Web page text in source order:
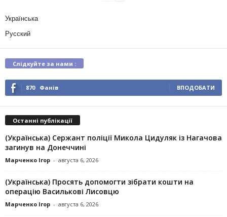
Українська
Русский
Слідкуйте за нами :
870 Фанів ВПОДОБАТИ
Останні публікації
(Українська) Сержант поліції Микола Цидуляк із Нагачова
загинув на Донеччині
Марченко Ігор - августа 6, 2026
(Українська) Просять допомогти зібрати кошти на
операцію Василькові Лисовцю
Марченко Ігор - августа 6, 2026